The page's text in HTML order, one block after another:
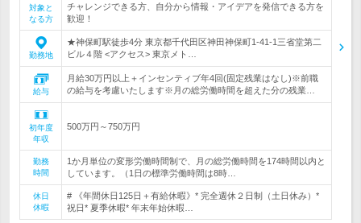
対象と
なる方
チャレンジできる方、自分から情報・アイデアを発信できる方を
歓迎！
勤務地
★神保町駅徒歩4分 東京都千代田区神田神保町1-41-1三省堂第二
ビル４階 <アクセス> 東京メト…
給与
月給30万円以上＋インセンティブ年4回(固定残業はなし)※前職
の給与を考慮いたします※月の総労働時間を超えた分の残業…
初年度
年収
500万円～750万円
勤務
時間
1か月単位の変形労働時間制で、月の総労働時間を174時間以内と
しています。（1日の標準労働時間は8時…
休日
休暇
# 《年間休日125日＋有給休暇》* 完全週休２日制（土日休み）*
祝日* 夏季休暇* 年末年始休暇…